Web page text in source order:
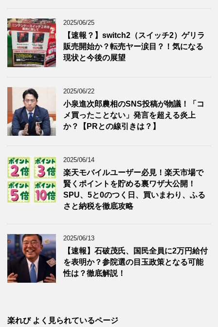
2025/06/25
【速報？】switch2（スイッチ2）ゲリラ
販売開始か？転売ヤー涙目？！気になる
現状と今後の展望
2025/06/22
小泉進次郎農相のSNS投稿が物議！「コ
メ買ったことない」発言を超える炎上
か？【PRとの線引きは？】
2025/06/14
楽天モバイルユーザー必見！楽天市場で
賢くポイントを貯める裏ワザ大公開！
SPU、5と0のつく日、買いまわり、ふる
さと納税を徹底攻略
2025/06/13
【速報】石破茂氏、国民全員に2万円給付
を表明か？参院選の目玉政策となる可能
性は？徹底解説！
楽れび よく見られているページ